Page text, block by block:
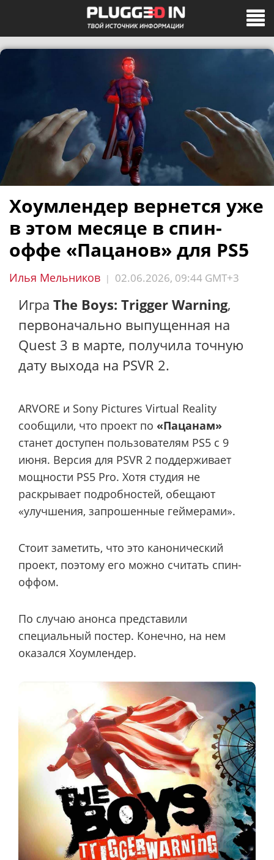
Хоумлендер вернется уже
в этом месяце в спин-
оффе «Пацанов» для PS5
Илья Мельников | 02.06.2026, 09:44 GMT+3
Игра The Boys: Trigger Warning,
первоначально выпущенная на
Quest 3 в марте, получила точную
дату выхода на PSVR 2.
ARVORE и Sony Pictures Virtual Reality
сообщили, что проект по «Пацанам»
станет доступен пользователям PS5 с 9
июня. Версия для PSVR 2 поддерживает
мощности PS5 Pro. Хотя студия не
раскрывает подробностей, обещают
«улучшения, запрошенные геймерами».
Стоит заметить, что это канонический
проект, поэтому его можно считать спин-
оффом.
По случаю анонса представили
специальный постер. Конечно, на нем
оказался Хоумлендер.